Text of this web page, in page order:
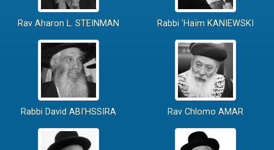
Rav Aharon L. STEINMAN Rabbi 'Haïm KANIEWSKI
Rabbi David ABI'HSSIRA Rav Chlomo AMAR